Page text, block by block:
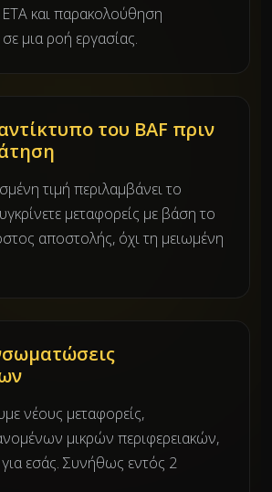
ETA και παρακολούθηση
μια ροή εργασίας.
του BAF πριν
τιμή περιλαμβάνει το
μεταφορείς με βάση το
αποστολής, όχι τη μειωμένη
νέους μεταφορείς,
μικρών περιφερειακών,
εσάς. Συνήθως εντός 2